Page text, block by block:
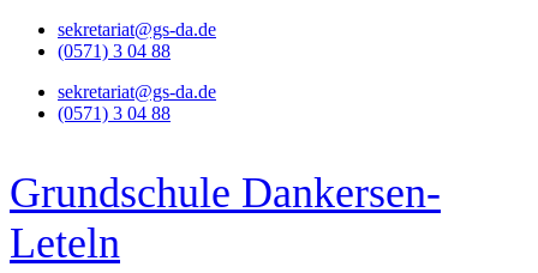
sekretariat@gs-da.de
(0571) 3 04 88
sekretariat@gs-da.de
(0571) 3 04 88
Grundschule Dankersen-
Leteln